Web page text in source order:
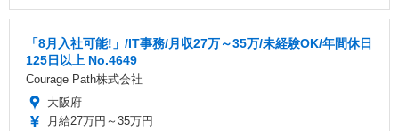
「8月入社可能!」/IT事務/月収27万～35万/未経験OK/年間休日
125日以上 No.4649
Courage Path株式会社
大阪府
月給27万円～35万円